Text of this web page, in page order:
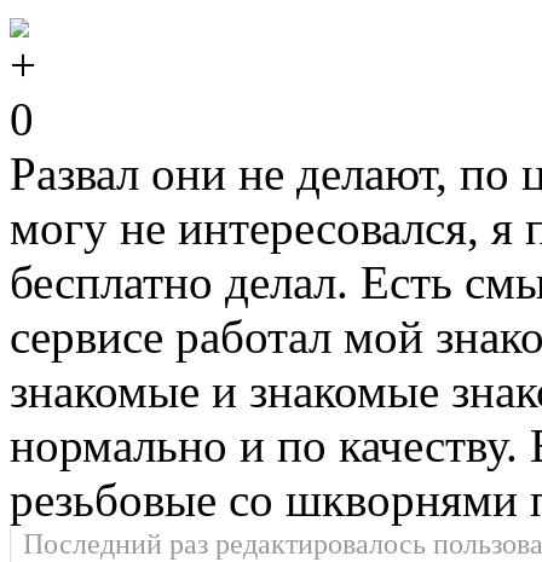
0
Развал они не делают, по
могу не интересовался,
бесплатно делал. Есть
сервисе работал мой
знакомые и знакомые
нормально и по качеству.
резьбовые со шкворнями
Последний раз редактировалось